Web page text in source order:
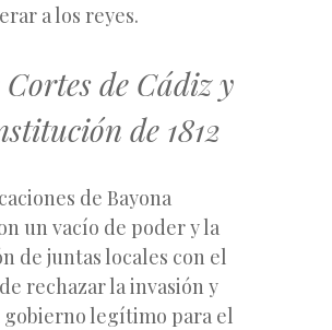
a los reyes.
Cortes de Cádiz y
de 1812
de Bayona
un vacío de poder y la
de juntas locales con el
rechazar la invasión y
gobierno legítimo para el